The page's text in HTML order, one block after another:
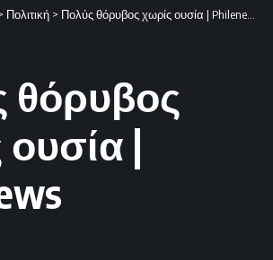
Πολιτική > Πολύς θόρυβος χωρίς ουσία | Philenews
θόρυβος
|